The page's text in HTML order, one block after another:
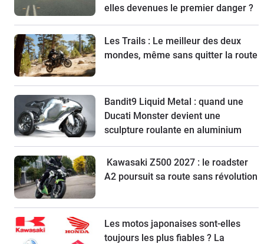
elles devenues le premier danger ?
Les Trails : Le meilleur des deux
mondes, même sans quitter la route
Bandit9 Liquid Metal : quand une
Ducati Monster devient une
sculpture roulante en aluminium
Kawasaki Z500 2027 : le roadster
A2 poursuit sa route sans révolution
Les motos japonaises sont-elles
toujours les plus fiables ? La